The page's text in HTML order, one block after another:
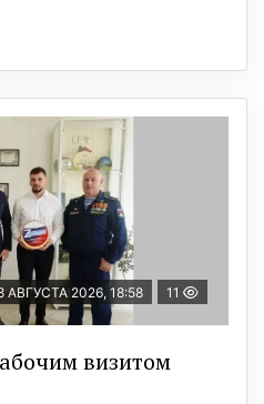
АВГУСТА 2026, 18:58 11
визитом